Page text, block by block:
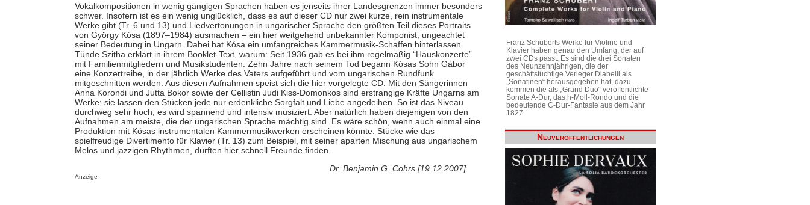
Vokalkompositionen in wenig gängigen Sprachen haben es jenseits ihrer Landesgrenzen immer besonders
schwer. Insofern ist es ein wenig unglücklich, dass es auf dieser CD nur zwei kurze, rein instrumentale
Werke gibt (Tr. 6 und 13) und Liedvertonungen in ungarischer Sprache den größten Teil dieses Portraits
von György Kósa (1897–1984) ausmachen – ein hier weitgehend unbekannter Komponist, ungeachtet
seiner Bedeutung in Ungarn. Dabei hat Kósa ein umfangreiches Kammermusik-Schaffen hinterlassen.
Tünde Szitha erklärt in ihrem Booklet-Text, warum: Seit 1936 gab es bei ihm regelmäßig “Hauskonzerte”
mit Familienmitgliedern und Musikstudenten. Zehn Jahre nach seinem Tod begann Kósas Sohn Gábor
eine Konzertreihe, in der jährlich Werke des Vaters aufgeführt und vom ungarischen Rundfunk
mitgeschnitten werden. Aus diesen Aufnahmen speist sich die hier vorgelegte CD. Mit den Sängerinnen
Anna Korondi und Jutta Bokor sowie der Cellistin Judi Kiss-Domonkos sind erstrangige Kräfte Ungarns am
Werke; sie lassen den Stücken jede nur erdenkliche Sorgfalt und Liebe angedeihen. So ist das Niveau
durchweg sehr hoch, es wird spannend und intensiv musiziert. Aber natürlich haben diejenigen von den
Aufnahmen am meiste, die der ungarischen Sprache mächtig sind. Es wäre schön, wenn auch einmal eine
Produktion mit Kósas instrumentalen Kammermusikwerken erscheinen könnte. Stücke wie das
spielfreudige Divertimento für Klavier (Tr. 13) zum Beispiel, mit seiner aparten Mischung aus ungarischem
Melos und jazzigen Rhythmen, dürften hier schnell Freunde finden.
Dr. Benjamin G. Cohrs [19.12.2007]
Anzeige
Franz Schuberts Werke für Violine und
Klavier haben genau den Umfang, der auf
zwei CDs passt. Es sind die drei Sonaten
des Neunzehnjährigen, die der
geschäftstüchtige Verleger Diabelli als
„Sonatinen“ herausgegeben hat, dazu
kommen die als „Grand Duo“ veröffentlichte
Sonate A-Dur, das h-Moll-Rondo und die
bedeutende C-Dur-Fantasie aus dem Jahr
1827.
Neuveröffentlichungen